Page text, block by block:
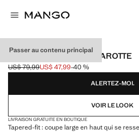
Passer au contenu principal
JEAN COURT COUPE CAROTTE
Prix initial barré [US$ 79,99 ]
US$ 79,99
Prix actuel [US$ 47,99 ]
US$ 47,99-40 %
Choisissez une couleur
ALERTEZ-MOI.
VOIR LE LOOK
LIVRAISON GRATUITE EN BOUTIQUE
Tapered-fit : coupe large en haut qui se